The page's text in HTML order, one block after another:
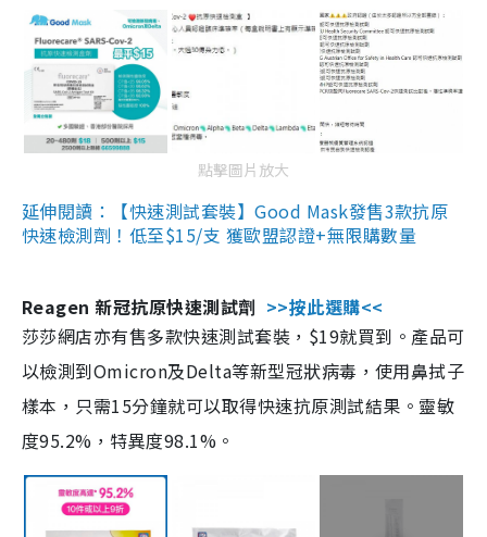
點擊圖片放大
延伸閱讀：【快速測試套裝】Good Mask發售3款抗原
快速檢測劑！低至$15/支 獲歐盟認證+無限購數量
Reagen 新冠抗原快速測試劑 >>按此選購<<
莎莎網店亦有售多款快速測試套裝，$19就買到。產品可
以檢測到Omicron及Delta等新型冠狀病毒，使用鼻拭子
樣本，只需15分鐘就可以取得快速抗原測試結果。靈敏
度95.2%，特異度98.1%。